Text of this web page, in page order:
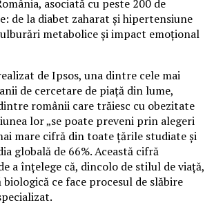
asociată cu peste 200 de
de la diabet zaharat și hipertensiune
metabolice și impact emoțional
de Ipsos, una dintre cele mai
de cercetare de piață din lume,
românii care trăiesc cu obezitate
lor „se poate preveni prin alegeri
mare cifră din toate țările studiate și
globală de 66%. Această cifră
a înțelege că, dincolo de stilul de viață,
ce face procesul de slăbire